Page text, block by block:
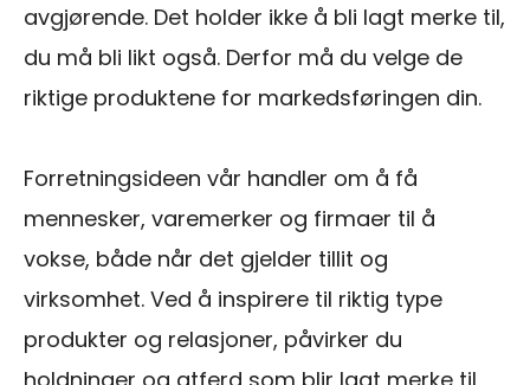
avgjørende. Det holder ikke å bli lagt merke til,
du må bli likt også. Derfor må du velge de
riktige produktene for markedsføringen din.
Forretningsideen vår handler om å få
mennesker, varemerker og firmaer til å
vokse, både når det gjelder tillit og
virksomhet. Ved å inspirere til riktig type
produkter og relasjoner, påvirker du